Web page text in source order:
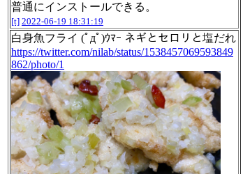
普通にインストールできる。
[t] 2022-06-19 18:31:19
白身魚フライ (ﾟдﾟ)ｳﾏｰ ネギとセロリと塩だれ
https://twitter.com/nilab/status/1538457069593849
862/photo/1